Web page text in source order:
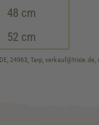
48 cm
52 cm
24963, Tarp, verkauf@trixie.de,